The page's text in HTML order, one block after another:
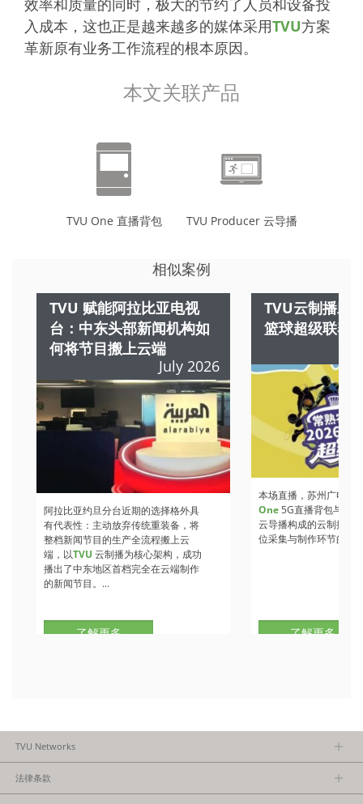
效率和质量的同时，极大的节约了人员和设备投
入成本，这也正是越来越多的媒体采用TVU方案
革新原有业务工作流程的根本原因。
本文关联产品
TVU One 直播背包 TVU Producer 云导播
相似案例
TVU 赋能阿拉比亚电视
台：中东头部新闻机构如
何将节目搬上云端
July 2026
阿拉比亚约旦分台近期的选择格外具
有代表性：主动放弃传统重装备，将
整档新闻节目的生产全流程搬上云
端，以TVU 云制播为核心架构，成功
播出了中东地区首档完全在云端制作
的新闻节目。...
了解更多
TVU云制播助
篮球超级联赛
本场直播，苏州广电总
One5G直播背包与
云导播构成的云制播方
位采集与制作环节的核
了解更多
TVU Networks
法律条款